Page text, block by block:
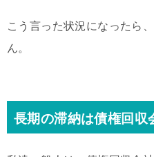
こう言った状況になったら
ん。
長期の滞納は債権回収